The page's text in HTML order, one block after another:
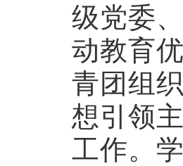
级党委
动教育
青团组
想引领
工作。